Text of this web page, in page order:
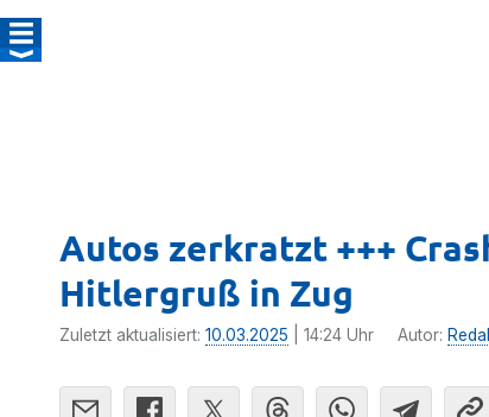
Autos zerkratzt +++
Hitlergruß in Zug
Zuletzt aktualisiert: 10.03.2025 | 14:24 Uhr Autor: